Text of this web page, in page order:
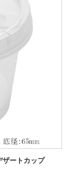
ザートカップ